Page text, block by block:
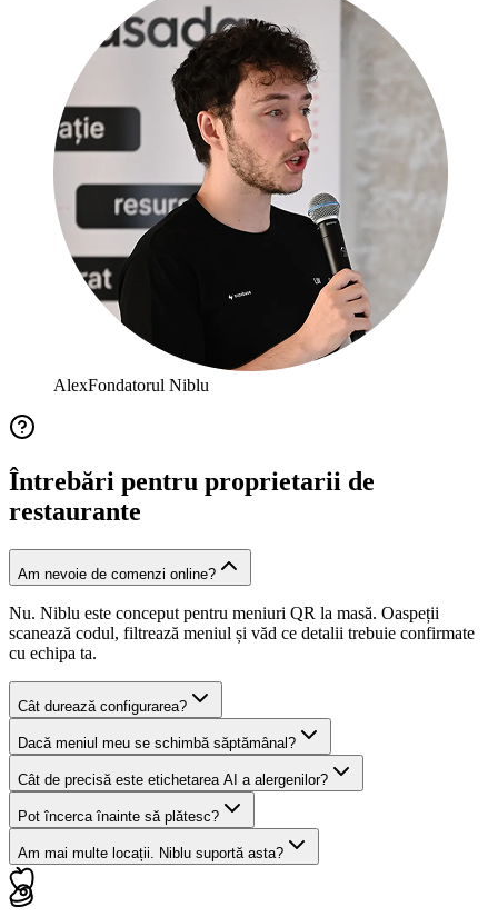
AlexFondatorul Niblu
Întrebări pentru proprietarii de
restaurante
Am nevoie de comenzi online?
Nu. Niblu este conceput pentru meniuri QR la masă. Oaspeții
scanează codul, filtrează meniul și văd ce detalii trebuie confirmate
cu echipa ta.
Cât durează configurarea?
Dacă meniul meu se schimbă săptămânal?
Cât de precisă este etichetarea AI a alergenilor?
Pot încerca înainte să plătesc?
Am mai multe locații. Niblu suportă asta?